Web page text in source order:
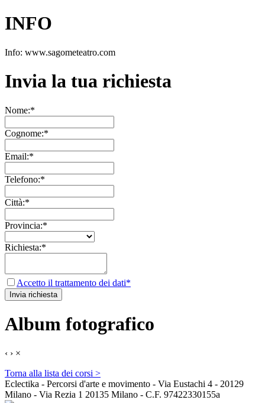
INFO
Info: www.sagometeatro.com
Invia la tua richiesta
Nome:*
Cognome:*
Email:*
Telefono:*
Città:*
Provincia:*
Richiesta:*
Accetto il trattamento dei dati*
Album fotografico
‹ › ×
Torna alla lista dei corsi >
Eclectika - Percorsi d'arte e movimento - Via Eustachi 4 - 20129
Milano - Via Rezia 1 20135 Milano - C.F. 97422330155a